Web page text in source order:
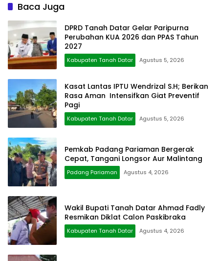
Baca Juga
DPRD Tanah Datar Gelar Paripurna
Perubahan KUA 2026 dan PPAS Tahun
2027
Kabupaten Tanah Datar Agustus 5, 2026
Kasat Lantas IPTU Wendrizal S.H; Berikan
Rasa Aman Intensifkan Giat Preventif
Pagi
Kabupaten Tanah Datar Agustus 5, 2026
Pemkab Padang Pariaman Bergerak
Cepat, Tangani Longsor Aur Malintang
Padang Pariaman Agustus 4, 2026
Wakil Bupati Tanah Datar Ahmad Fadly
Resmikan Diklat Calon Paskibraka
Kabupaten Tanah Datar Agustus 4, 2026